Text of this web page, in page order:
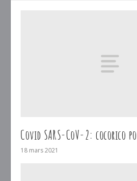
Covid SARS-CoV-2: cocorico
18 mars 2021